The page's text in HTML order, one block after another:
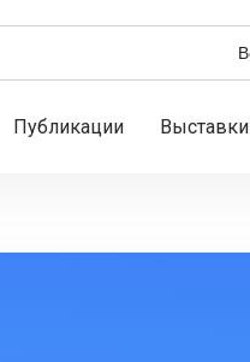
Публикации Выставки